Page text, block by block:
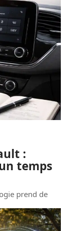
:
temps
prend de